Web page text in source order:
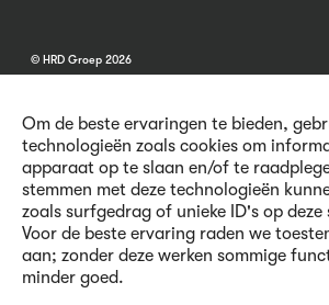
Om de beste ervaringen te bieden,
technologieën zoals cookies om
apparaat op te slaan en/of te
stemmen met deze technologieën
zoals surfgedrag of unieke ID's op deze
Voor de beste ervaring raden we
aan; zonder deze werken sommige
minder goed.
© HRD Groep 2026
Algemene informatie
Contact
Voorwaarden
Privacy en Cookies